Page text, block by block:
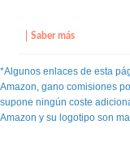
Saber más
*Algunos enlaces de esta
Amazon, gano comisiones
supone ningún coste
Amazon y su logotipo son